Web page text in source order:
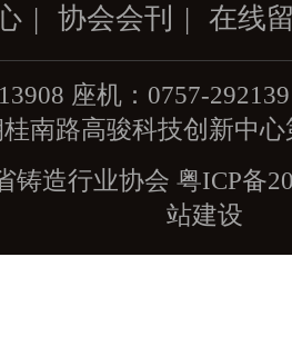
| 协会会刊 | 在线
座机：0757-
南路高骏科技创新中心
铸造行业协会 粤ICP备
站建设